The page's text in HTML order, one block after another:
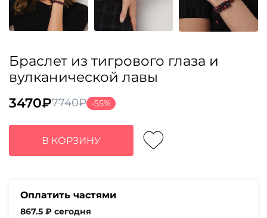
Браслет из тигрового глаза и
вулканической лавы
7740₽
Первоначальная
цена
составляла
7740₽.
3470₽
Текущая
цена:
3470₽.
-55%
В КОРЗИНУ
Оплатить частями
867.5 ₽ сегодня